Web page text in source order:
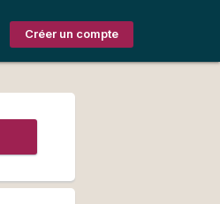
Créer un compte